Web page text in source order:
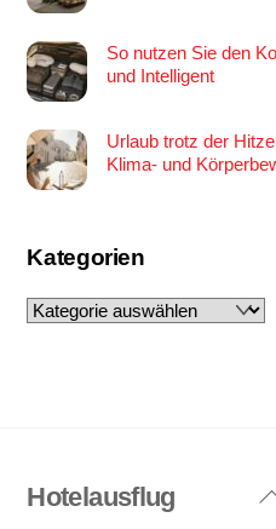
So nutzen Sie den
und Intelligent
Urlaub trotz der
Klima- und
Kategorien
Kategorien
Hotelausflug